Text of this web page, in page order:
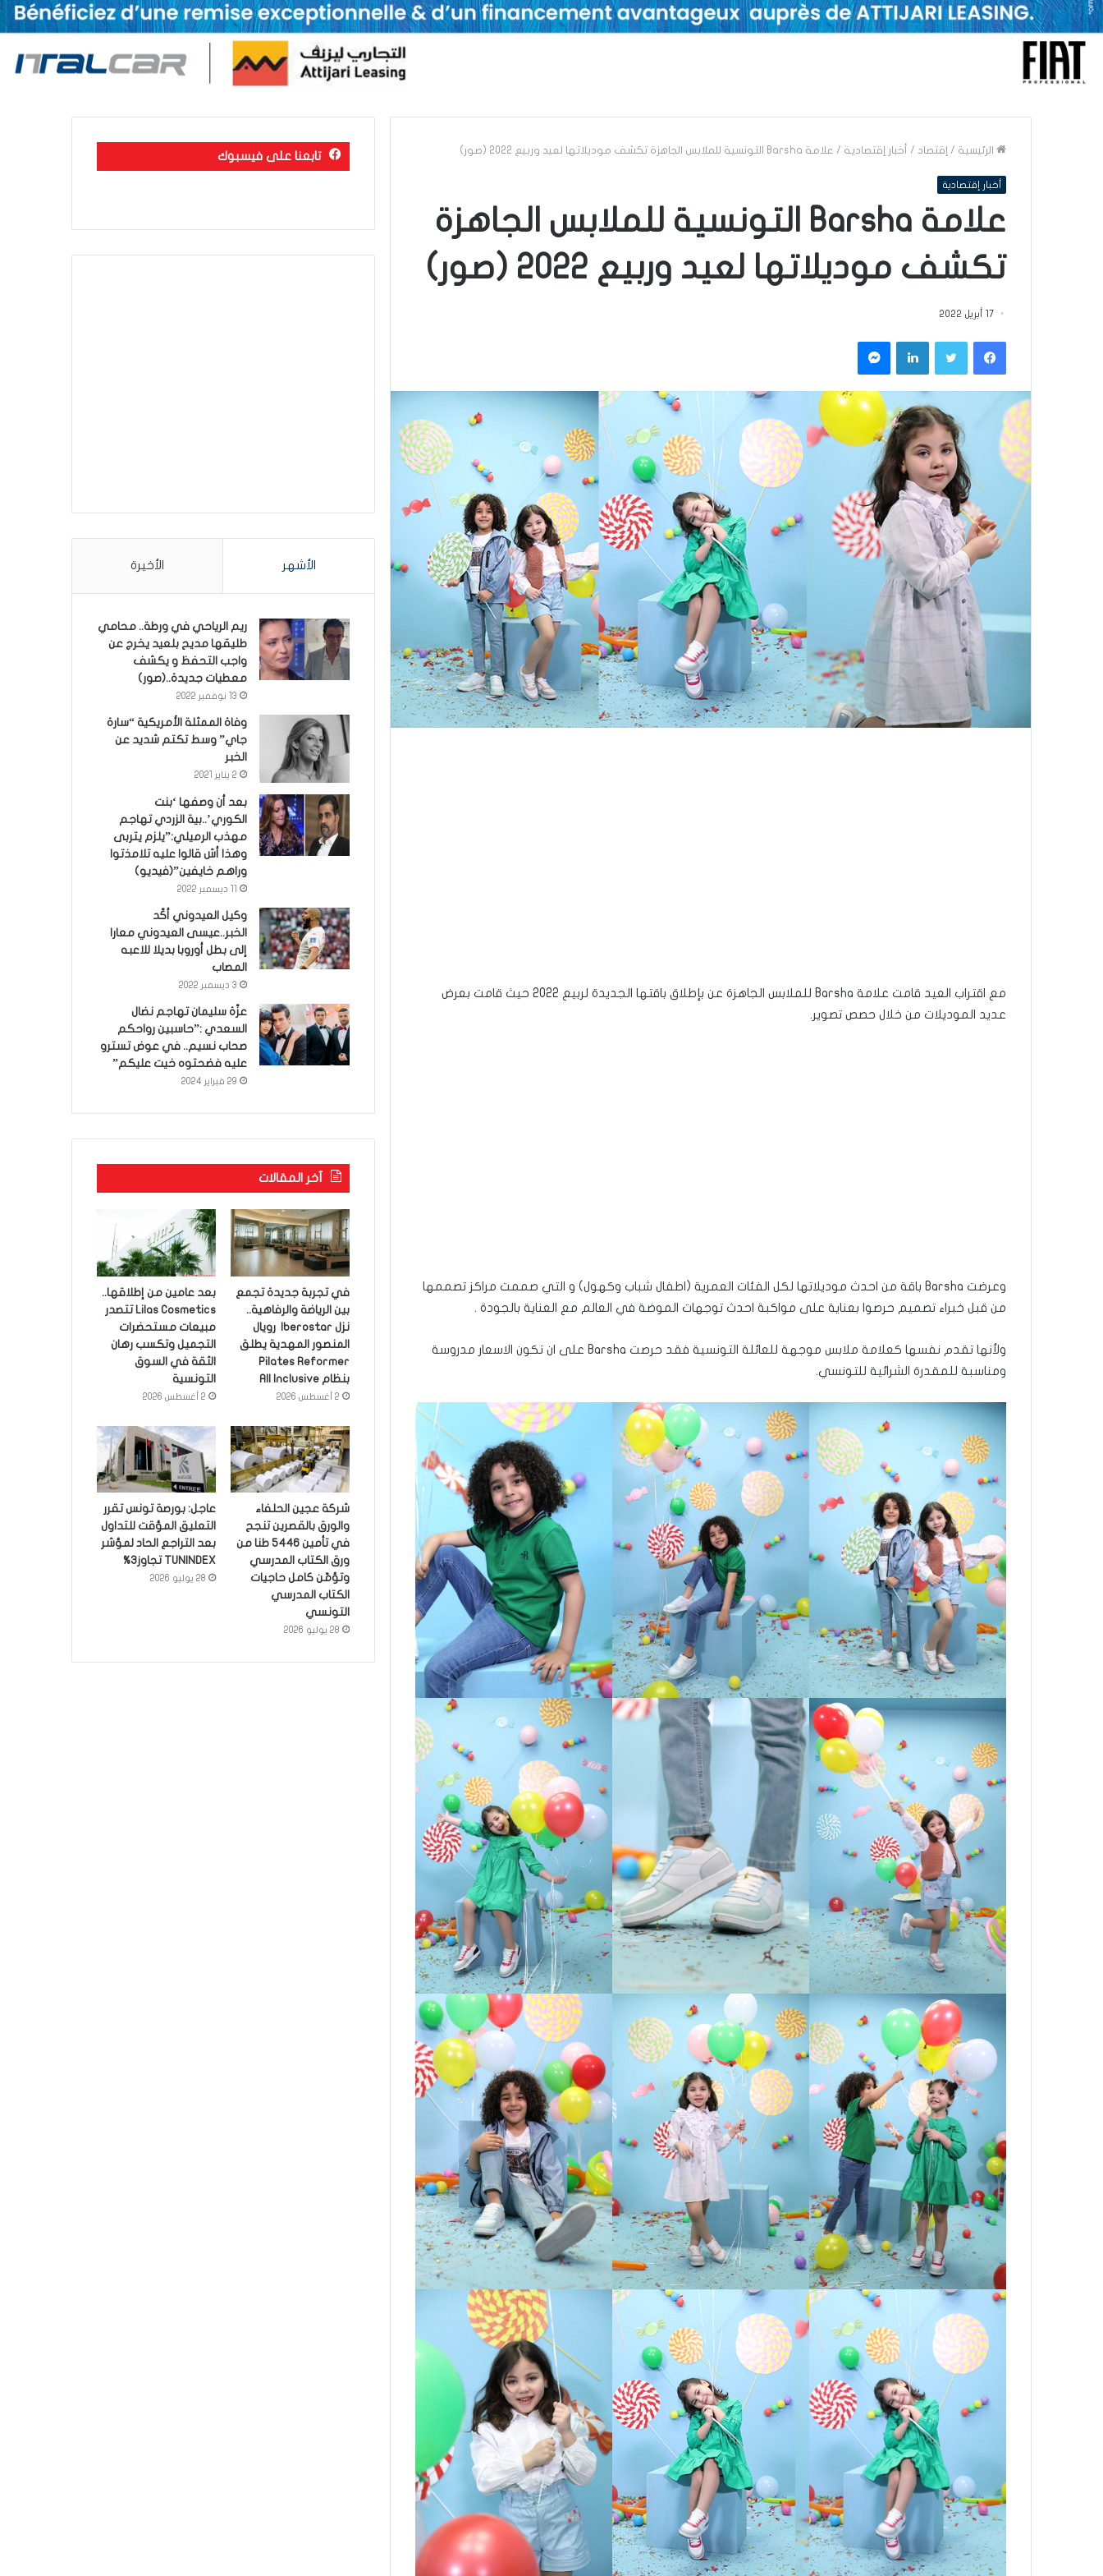
الرئيسية / إقتصاد / أخبار إقتصادية / علامة Barsha التونسية للملابس الجاهزة تكشف موديلاتها لعيد وربيع 2022 (صور)
أخبار إقتصادية
علامة Barsha التونسية للملابس الجاهزة
تكشف موديلاتها لعيد وربيع 2022 (صور)
17 أبريل 2022
فيسبوكتويتر لينكدإن ماسنجر
مع اقتراب العيد قامت علامة Barsha للملابس الجاهزة عن بإطلاق باقتها الجديدة لربيع 2022 حيث قامت بعرض
عديد الموديلات من خلال حصص تصوير.
وعرضت Barsha باقة من احدث موديلاتها لكل الفئات العمرية (اطفال شباب وكهول) و التي صممت مراكز تصممها
من قبل خبراء تصميم حرصوا بعناية على مواكبة احدث توجهات الموضة في العالم مع العناية بالجودة .
ولأنها تقدم نفسها كعلامة ملابس موجهة للعائلة التونسية فقد حرصت Barsha على ان تكون الاسعار مدروسة
ومناسبة للمقدرة الشرائية للتونسي.
تابعنا على فيسبوك
الأشهر الأخيرة
ريم الرياحي في ورطة.. محامي
طليقها مديح بلعيد يخرج عن
واجب التحفظ و يكشف
معطيات جديدة..(صور)
13 نوفمبر 2022
وفاة الممثلة الأمريكية “سارة
جاي” وسط تكتم شديد عن
الخبر
2 يناير 2021
بعد أن وصفها ‘بنت
الكوري’..بية الزردي تهاجم
مهذب الرميلي:”يلزم يتربى
وهذا أش قالوا عليه تلامذتوا
وراهم خايفين”(فيديو)
وكيل العيدوني أكّد
الخبر..عيسى العيدوني معارا
إلى بطل أوروبا بديلا للاعبه
المصاب
3 ديسمبر 2022
عزّة سليمان تهاجم نضال
السعدي :”حاسبين رواحكم
صحاب نسيم.. في عوض تسترو
عليه فضحتوه خيت عليكم”
29 فبراير 2024
آخر المقالات
في تجربة جديدة تجمع
بين الرياضة والرفاهية..
نزل Iberostar رويال
المنصور المهدية يطلق
Pilates Reformer
بنظام All Inclusive
2 أغسطس 2026
بعد عامين من إطلاقها..
Lilas Cosmetics تتصدر
مبيعات مستحضرات
التجميل وتكسب رهان
الثقة في السوق
التونسية
2 أغسطس 2026
شركة عجين الحلفاء
والورق بالقصرين تنجح
في تأمين 5446 طنا من
ورق الكتاب المدرسي
وتؤمّن كامل حاجيات
الكتاب المدرسي
التونسي
28 يوليو 2026
عاجل: بورصة تونس تقرر
التعليق المؤقت للتداول
بعد التراجع الحاد لمؤشر
TUNINDEX تجاوز3%
28 يوليو 2026